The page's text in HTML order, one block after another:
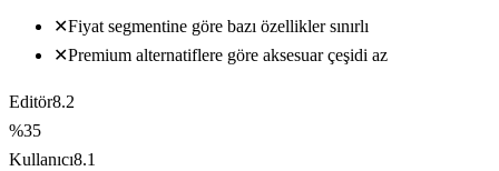
✕Fiyat segmentine göre bazı özellikler sınırlı
✕Premium alternatiflere göre aksesuar çeşidi az
Editör8.2
%35
Kullanıcı8.1